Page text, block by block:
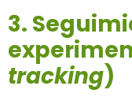
3.
tracking)